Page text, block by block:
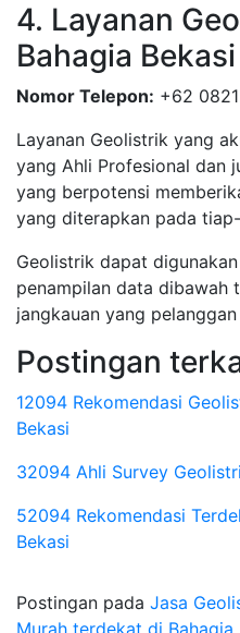
4. Layanan
Bahagia Bekasi
Nomor Telepon: +62
Layanan Geolistrik yang
yang Ahli Profesional dan
yang berpotensi
yang diterapkan pada
Geolistrik dapat
penampilan data dibawah
jangkauan yang
Postingan
12094 Rekomendasi
Bekasi
32094 Ahli Survey
52094 Rekomendasi
Bekasi
Postingan pada Jasa
Murah terdekat di Bahagia